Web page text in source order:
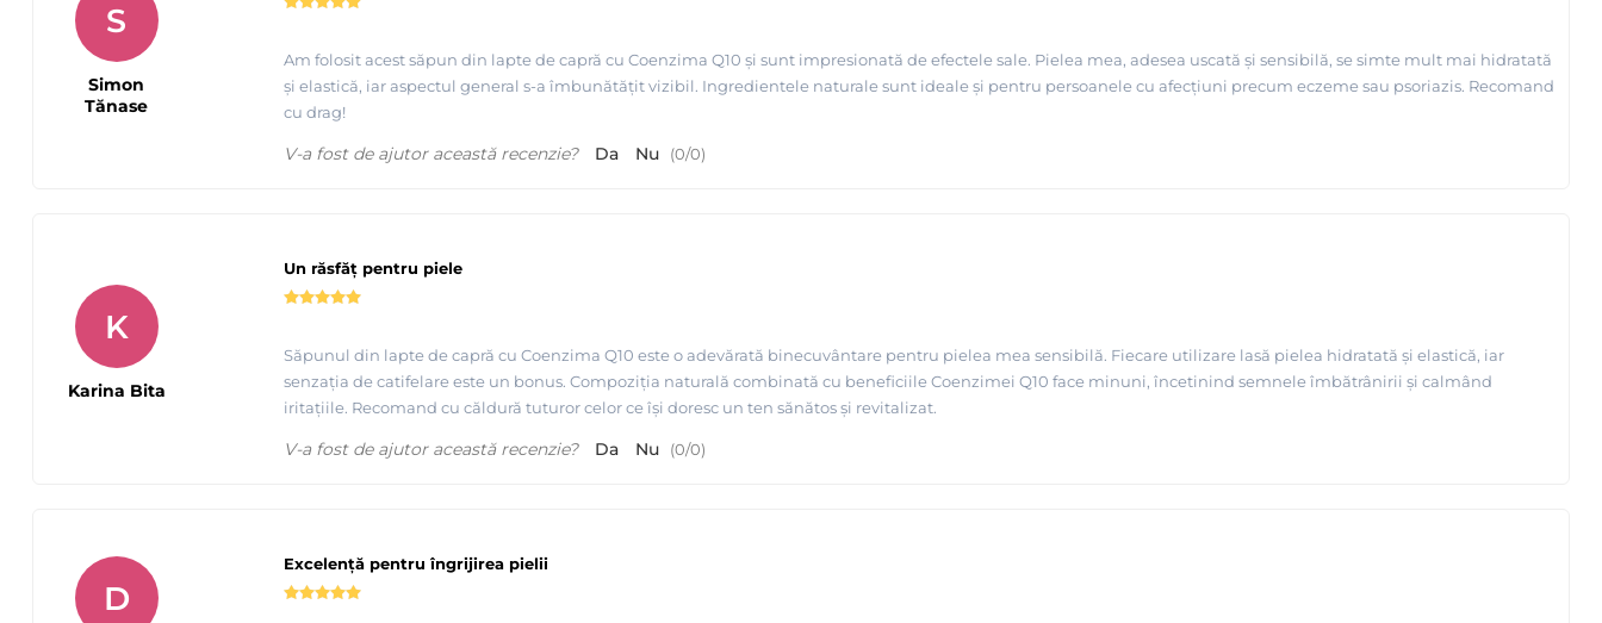
Am folosit acest săpun din lapte de capră cu Coenzima Q10 și sunt impresionată de efectele sale. Pielea mea, adesea uscată și sensibilă, se simte mult mai hidratată
și elastică, iar aspectul general s-a îmbunătățit vizibil. Ingredientele naturale sunt ideale și pentru persoanele cu afecțiuni precum eczeme sau psoriazis. Recomand
cu drag!
S
Simon
Tănase
V-a fost de ajutor această recenzie? Da Nu (0/0)
Un răsfăț pentru piele
Săpunul din lapte de capră cu Coenzima Q10 este o adevărată binecuvântare pentru pielea mea sensibilă. Fiecare utilizare lasă pielea hidratată și elastică, iar
senzația de catifelare este un bonus. Compoziția naturală combinată cu beneficiile Coenzimei Q10 face minuni, încetinind semnele îmbătrânirii și calmând
iritațiile. Recomand cu căldură tuturor celor ce își doresc un ten sănătos și revitalizat.
K
Karina Bita
V-a fost de ajutor această recenzie? Da Nu (0/0)
Excelență pentru îngrijirea pielii
D